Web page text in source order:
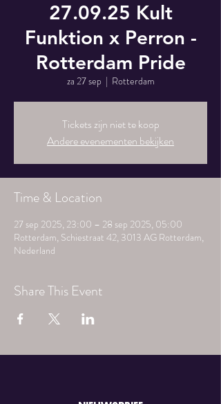
27.09.25 Kult
Funktion x Perron -
Rotterdam Pride
za 27 sep
  |
Rotterdam
Tickets zijn niet te koop
Andere evenementen bekijken
Time & Location
27 sep 2025, 23:00 – 28 sep 2025, 05:00
Rotterdam, Schiestraat 42, 3013 AG Rotterdam,
Nederland
Share This Event